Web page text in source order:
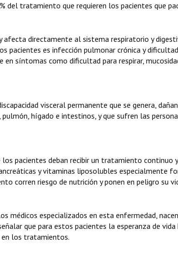
del tratamiento que requieren los pacientes que
afecta directamente al sistema respiratorio y
pacientes es infección pulmonar crónica y
en síntomas como dificultad para respirar,
visceral permanente que se genera,
hígado e intestinos, y que sufren las
pacientes deban recibir un tratamiento continuo
y vitaminas liposolubles especialmente
corren riesgo de nutrición y ponen en peligro su
médicos especializados en esta enfermedad,
que para estos pacientes la esperanza de
en los tratamientos.